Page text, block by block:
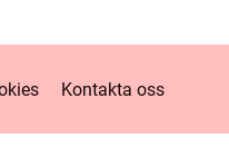
Kontakta oss